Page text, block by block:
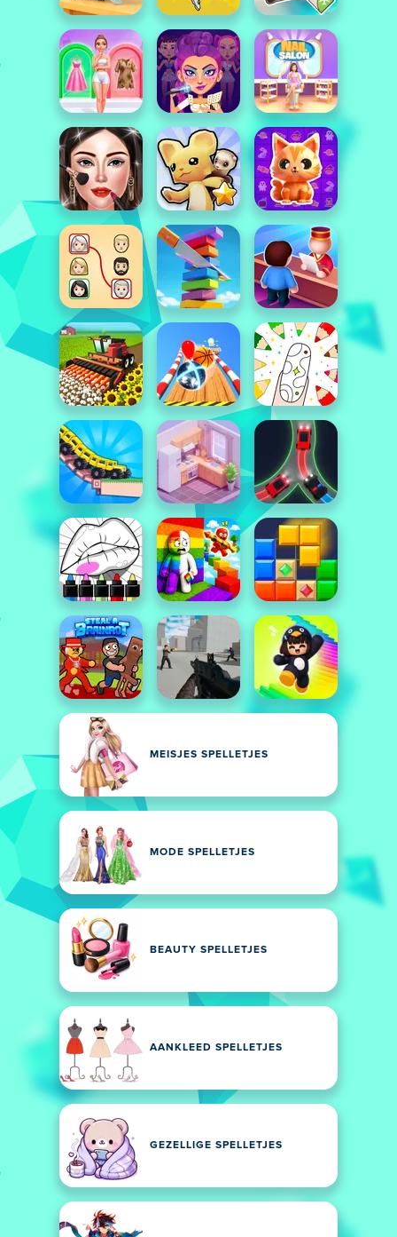
MEISJES SPELLETJES
MODE SPELLETJES
BEAUTY SPELLETJES
AANKLEED SPELLETJES
GEZELLIGE SPELLETJES